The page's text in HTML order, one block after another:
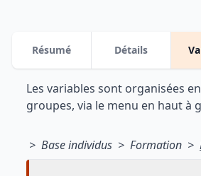
Résumé Détails
Les variables sont organisées
groupes, via le menu en haut à
> Base individus > Formation >